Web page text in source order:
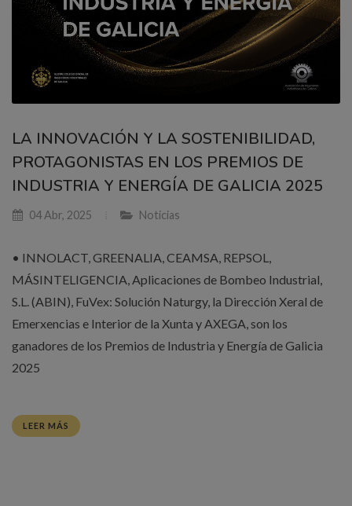
LA INNOVACIÓN Y LA SOSTENIBILIDAD,
PROTAGONISTAS EN LOS PREMIOS DE
INDUSTRIA Y ENERGÍA DE GALICIA 2025
04 Abr, 2025 Noticias
• INNOLACT, GREENALIA, CEAMSA, REPSOL,
MÁSINTELIGENCIA, Aplicaciones de Bombeo Industrial,
S.L. (ABIN), FuVex: Solución Naturgy, la Dirección Xeral de
Emerxencias e Interior de la Xunta y AXEGA, son los
ganadores de los Premios de Industria y Energía de Galicia
2025
LEER MÁS